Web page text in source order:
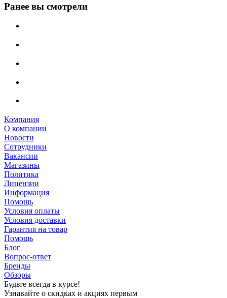
Ранее вы смотрели
Компания
О компании
Новости
Сотрудники
Вакансии
Магазины
Политика
Лицензии
Информация
Помощь
Условия оплаты
Условия доставки
Гарантия на товар
Помощь
Блог
Вопрос-ответ
Бренды
Обзоры
Будьте всегда в курсе!
Узнавайте о скидках и акциях первым